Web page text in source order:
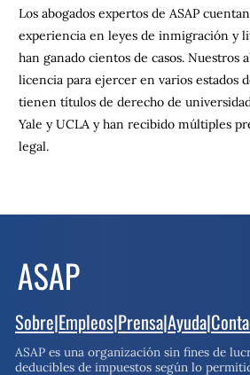
Los abogados expertos de ASAP
experiencia en leyes de inmigración y
han ganado cientos de casos. Nuestros
licencia para ejercer en varios estados
tienen títulos de derecho de
Yale y UCLA y han recibido múltiples
legal.
Sobre|Empleos|Prensa|Ayuda|
ASAP es una organización sin fines de
deducibles de impuestos según lo